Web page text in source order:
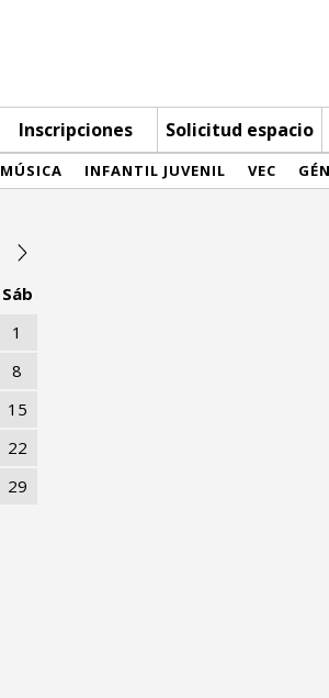
Inscripciones Solicitud espacio
MÚSICA INFANTIL JUVENIL VEC
Sáb
1
8
15
22
29